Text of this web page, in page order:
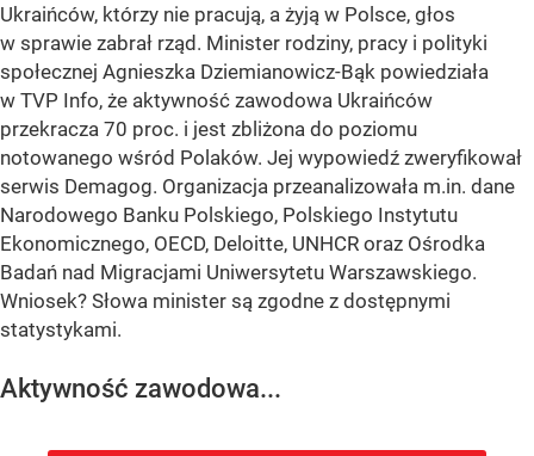
Ukraińców, którzy nie pracują, a żyją w Polsce, głos
w sprawie zabrał rząd. Minister rodziny, pracy i polityki
społecznej Agnieszka Dziemianowicz-Bąk powiedziała
w TVP Info, że aktywność zawodowa Ukraińców
przekracza 70 proc. i jest zbliżona do poziomu
notowanego wśród Polaków. Jej wypowiedź zweryfikował
serwis Demagog. Organizacja przeanalizowała m.in. dane
Narodowego Banku Polskiego, Polskiego Instytutu
Ekonomicznego, OECD, Deloitte, UNHCR oraz Ośrodka
Badań nad Migracjami Uniwersytetu Warszawskiego.
Wniosek? Słowa minister są zgodne z dostępnymi
statystykami.
Aktywność zawodowa...